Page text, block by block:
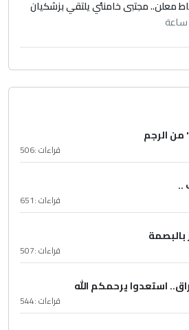
معلن.. مجتبى خامنئي يلتقي بزشكيان
من الرجم
قراءات :506
..
قراءات :651
بالبصمة
قراءات :507
استعدوا يرحمكم الله
قراءات :544